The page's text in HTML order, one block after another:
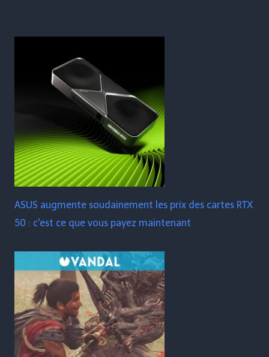
ASUS augmente soudainement les prix des cartes RTX
50 : c'est ce que vous payez maintenant